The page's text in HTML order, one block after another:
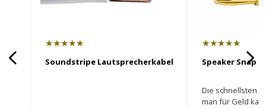
★★★★★
Soundstripe Lautsprecherkabel
★★★★★
Speaker Snap
Die schnellsten
man für Geld